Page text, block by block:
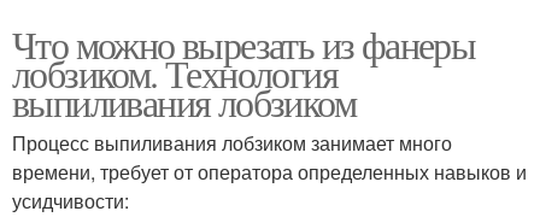
Что можно вырезать из фанеры
лобзиком. Технология
выпиливания лобзиком
Процесс выпиливания лобзиком занимает много
времени, требует от оператора определенных навыков и
усидчивости: